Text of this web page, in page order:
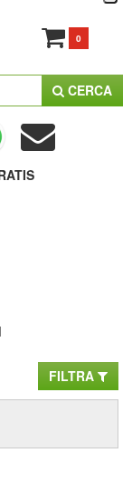
0
CERCA
FILTRA